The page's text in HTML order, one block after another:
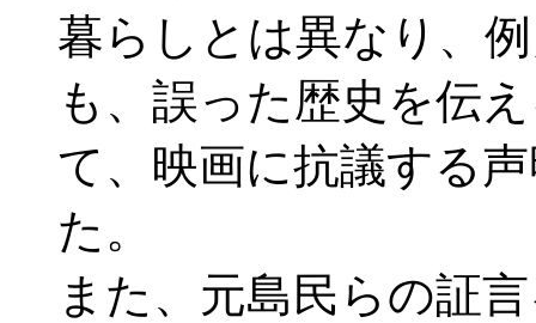
暮らしとは異なり、
も、誤った歴史を伝
て、映画に抗議する
た。
また、元島民らの証